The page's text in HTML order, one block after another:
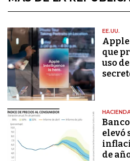
EE.UU.
que
uso
elevó
de